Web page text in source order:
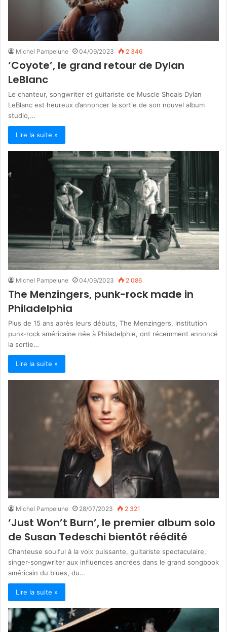
Michel Pampelune 04/09/2023 2 346
‘Coyote’, le grand retour de Dylan
LeBlanc
Le chanteur, songwriter et guitariste de Muscle Shoals Dylan
LeBlanc est heureux d’annoncer la sortie de son nouvel album
studio,…
Lire la suite »
Michel Pampelune 04/09/2023 2 086
The Menzingers, punk-rock made in
Philadelphia
Plus de 15 ans après leurs débuts, The Menzingers, institution
punk-rock américaine née à Philadelphie, ont récemment annoncé
la sortie…
Lire la suite »
Michel Pampelune 28/07/2023 2 321
‘Just Won’t Burn’, le premier album solo
de Susan Tedeschi bientôt réédité
Chanteuse soulful à la voix puissante, guitariste spectaculaire,
singer-songwriter aux influences ancrées dans le grand songbook
américain du blues, du…
Lire la suite »